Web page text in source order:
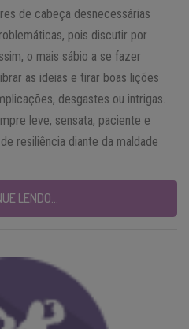
de cabeça desnecessárias
pois discutir por
o mais sábio a se fazer
as ideias e tirar boas lições
desgastes ou intrigas.
leve, sensata, paciente e
resiliência diante da maldade
LENDO…